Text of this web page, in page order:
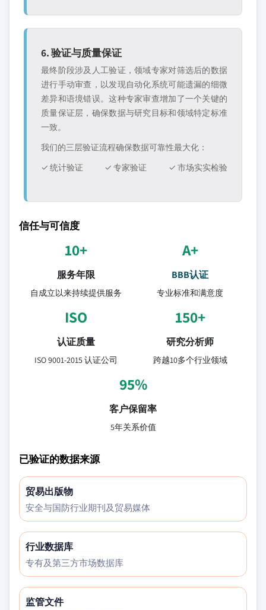
6. 验证与质量保证
最终阶段涉及人工验证，领域专家对筛选后的数据
进行手动审查，以发现自动化系统可能遗漏的细微
差异和语境错误。这种专家审查增加了一个关键的
质量保证层，确保数据与研究目标和领域特定标准
一致。
我们的三层验证流程确保数据可靠性最大化：
✓ 统计验证
✓ 专家验证 ✓ 市场实实检验
信任与可信度
10+
服务年限
自成立以来持续提供服务
A+
BBB认证
专业标准和满意度
ISO
认证质量
ISO 9001-2015 认证公司
150+
研究分析师
跨越10多个行业领域
95%
客户保留率
5年关系价值
已验证的数据来源
贸易出版物
安全与国防行业期刊及贸易媒体
行业数据库
专有及第三方市场数据库
监管文件